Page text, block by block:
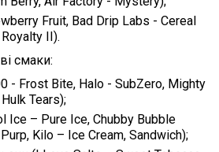
Fruit, Bad Drip Labs - Cereal
II).
смаки:
- Frost Bite, Halo - SubZero, Mighty
Tears);
Ice – Pure Ice, Chubby Bubble
Kilo – Ice Cream, Sandwich);